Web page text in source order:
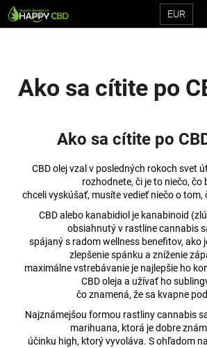
Prejsť
na
EUR
Ako sa cítite po
Ako sa cítite po
CBD olej vzal v posledných rokoch svet
rozhodnete, či je to niečo, čo
chceli vyskúšať, musíte vedieť niečo o tom,
CBD alebo kanabidiol je kanabinoid
obsiahnutý v rastline cannabis
spájaný s radom wellness benefitov, ako
zlepšenie spánku a zníženie
maximálne vstrebávanie je najlepšie ho
CBD oleja a užívať ho
čo znamená, že sa kvapne
Najznámejšou formou rastliny cannabis
marihuana, ktorá je dobre
účinku high, ktorý vyvoláva. S ohľadom
K
o
Č
o
b